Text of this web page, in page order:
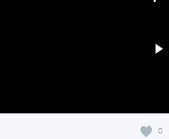
0